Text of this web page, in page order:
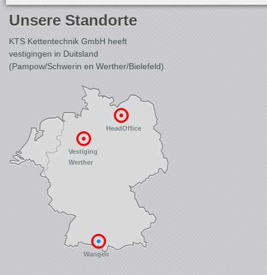
Unsere Standorte
KTS Kettentechnik GmbH heeft
vestigingen in Duitsland
(Pampow/Schwerin en Werther/Bielefeld).
HeadOffice
Vestiging
Werther
Wangen